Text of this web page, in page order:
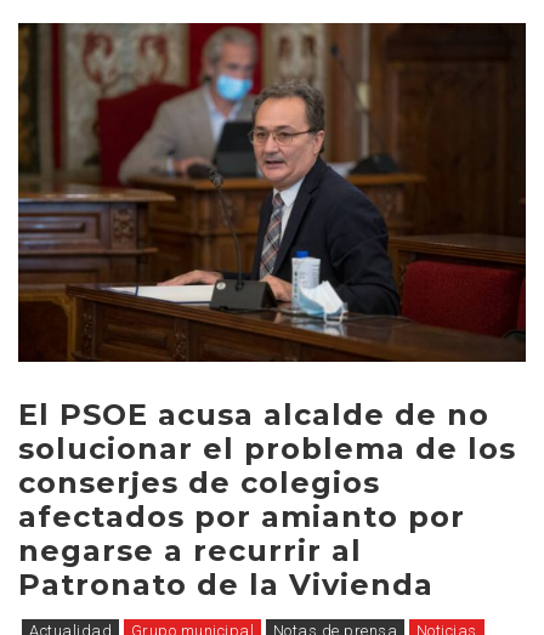
El PSOE acusa alcalde de no
solucionar el problema de los
conserjes de colegios
afectados por amianto por
negarse a recurrir al
Patronato de la Vivienda
Actualidad Grupo municipal Notas de prensa
Noticias